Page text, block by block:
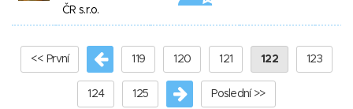
ČR s.r.o.
<< První 119 120 121 122 123
124 125 Poslední >>